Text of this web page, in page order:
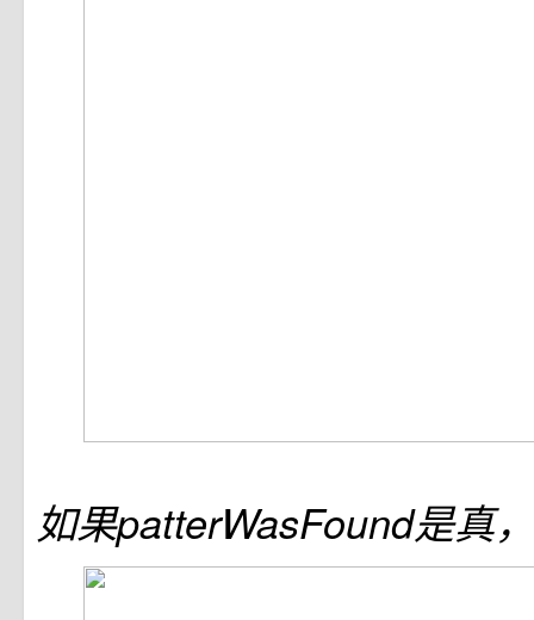
如果patterWasFound是真